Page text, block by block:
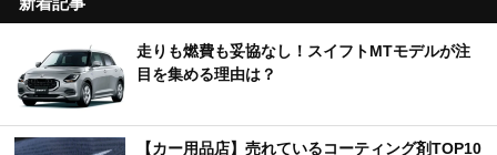
走りも燃費も妥協なし！スイフトMTモデルが注
目を集める理由は？
【カー用品店】売れているコーティング剤TOP10